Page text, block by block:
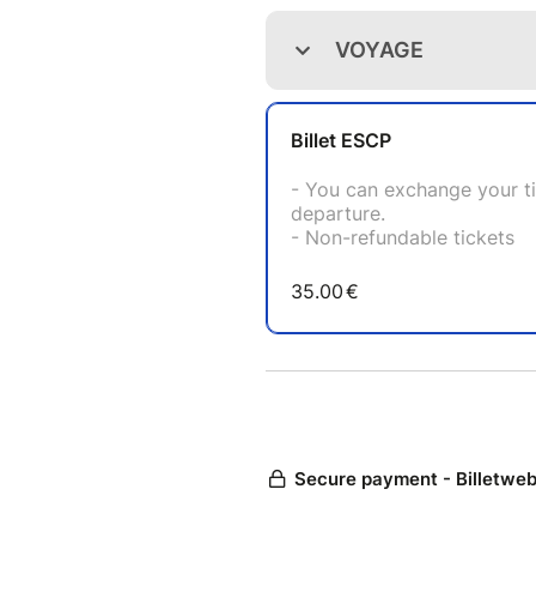
CB | Pour votre sécurité
bancaire doit être connecté
via notre option règlement
Paypal | Payer avec
vous n’avez pas de compte
▬▬▬▬▬▬ Billet
Il est possible d'échanger
Vous devez être